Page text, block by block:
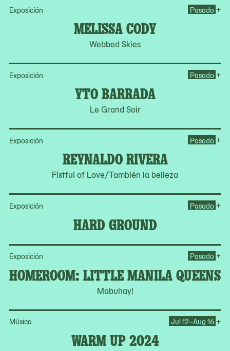
Exposición
MELISSA CODY
Webbed Skies
Pasado +
Exposición
YTO BARRADA
Le Grand Soir
Pasado +
Exposición
REYNALDO RIVERA
Fistful of Love/También la belleza
Pasado +
Exposición
HARD GROUND
Pasado +
Exposición
HOMEROOM: LITTLE MANILA QUEENS
Mabuhay!
Pasado +
Música
WARM UP 2024
Jul 12–Aug 16 +